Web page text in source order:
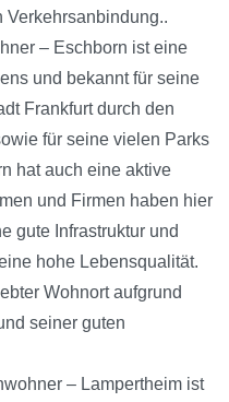
Verkehrsanbindung..
– Eschborn ist eine
und bekannt für seine
Frankfurt durch den
für seine vielen Parks
hat auch eine aktive
und Firmen haben hier
gute Infrastruktur und
hohe Lebensqualität.
Wohnort aufgrund
seiner guten
– Lampertheim ist